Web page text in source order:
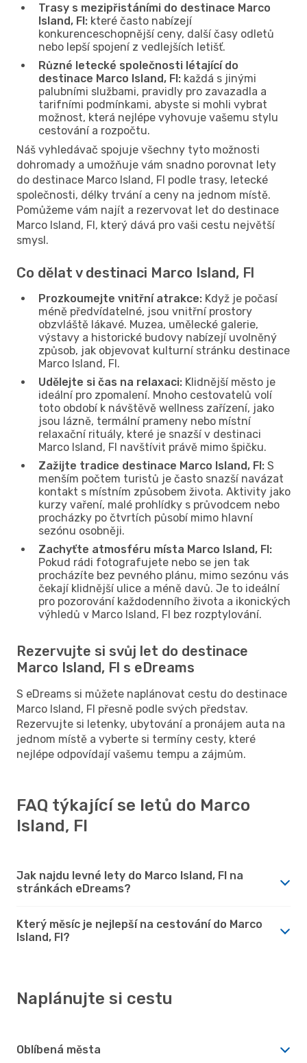
Trasy s mezipřistáními do destinace Marco
Island, Fl: které často nabízejí
konkurenceschopnější ceny, další časy odletů
nebo lepší spojení z vedlejších letišť.
Různé letecké společnosti létající do
destinace Marco Island, Fl: každá s jinými
palubními službami, pravidly pro zavazadla a
tarifními podmínkami, abyste si mohli vybrat
možnost, která nejlépe vyhovuje vašemu stylu
cestování a rozpočtu.
Náš vyhledávač spojuje všechny tyto možnosti
dohromady a umožňuje vám snadno porovnat lety
do destinace Marco Island, Fl podle trasy, letecké
společnosti, délky trvání a ceny na jednom místě.
Pomůžeme vám najít a rezervovat let do destinace
Marco Island, Fl, který dává pro vaši cestu největší
smysl.
Co dělat v destinaci Marco Island, Fl
Prozkoumejte vnitřní atrakce: Když je počasí
méně předvídatelné, jsou vnitřní prostory
obzvláště lákavé. Muzea, umělecké galerie,
výstavy a historické budovy nabízejí uvolněný
způsob, jak objevovat kulturní stránku destinace
Marco Island, Fl.
Udělejte si čas na relaxaci: Klidnější město je
ideální pro zpomalení. Mnoho cestovatelů volí
toto období k návštěvě wellness zařízení, jako
jsou lázně, termální prameny nebo místní
relaxační rituály, které je snazší v destinaci
Marco Island, Fl navštívit právě mimo špičku.
Zažijte tradice destinace Marco Island, Fl: S
menším počtem turistů je často snazší navázat
kontakt s místním způsobem života. Aktivity jako
kurzy vaření, malé prohlídky s průvodcem nebo
procházky po čtvrtích působí mimo hlavní
sezónu osobněji.
Zachyťte atmosféru místa Marco Island, Fl:
Pokud rádi fotografujete nebo se jen tak
procházíte bez pevného plánu, mimo sezónu vás
čekají klidnější ulice a méně davů. Je to ideální
pro pozorování každodenního života a ikonických
výhledů v Marco Island, Fl bez rozptylování.
Rezervujte si svůj let do destinace
Marco Island, Fl s eDreams
S eDreams si můžete naplánovat cestu do destinace
Marco Island, Fl přesně podle svých představ.
Rezervujte si letenky, ubytování a pronájem auta na
jednom místě a vyberte si termíny cesty, které
nejlépe odpovídají vašemu tempu a zájmům.
FAQ týkající se letů do Marco
Island, Fl
Jak najdu levné lety do Marco Island, Fl na
stránkách eDreams?
Který měsíc je nejlepší na cestování do Marco
Island, Fl?
Naplánujte si cestu
Oblíbená města